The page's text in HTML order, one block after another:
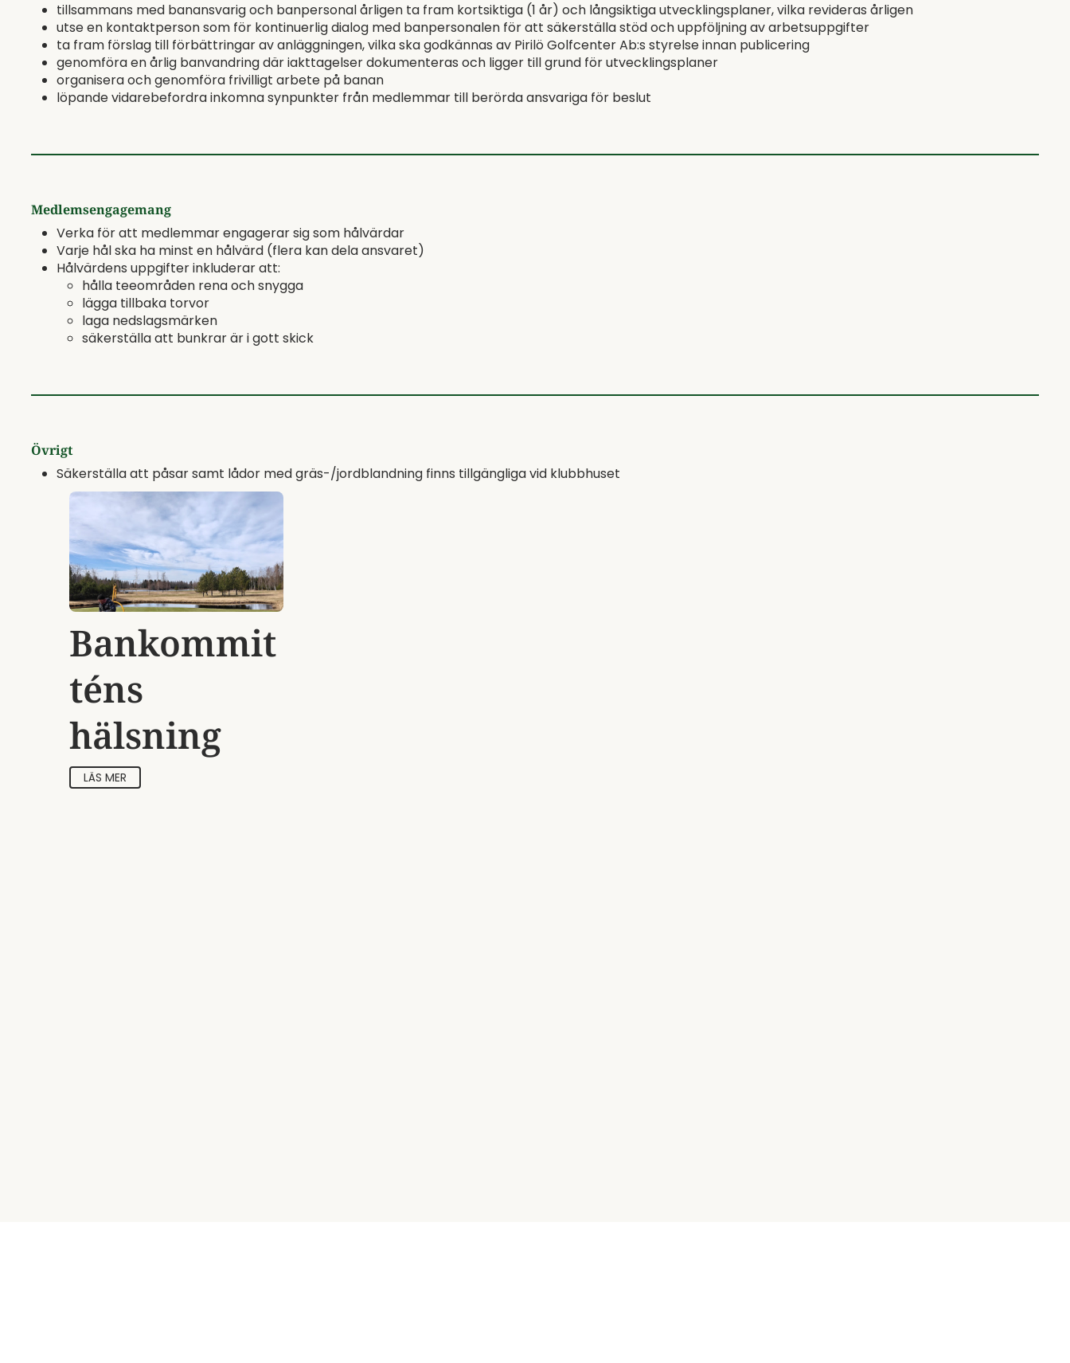
tillsammans med banansvarig och banpersonal årligen ta fram kortsiktiga (1 år) och långsiktiga utvecklingsplaner, vilka revideras årligen
utse en kontaktperson som för kontinuerlig dialog med banpersonalen för att säkerställa stöd och uppföljning av arbetsuppgifter
ta fram förslag till förbättringar av anläggningen, vilka ska godkännas av Pirilö Golfcenter Ab:s styrelse innan publicering
genomföra en årlig banvandring där iakttagelser dokumenteras och ligger till grund för utvecklingsplaner
organisera och genomföra frivilligt arbete på banan
löpande vidarebefordra inkomna synpunkter från medlemmar till berörda ansvariga för beslut
Medlemsengagemang
Verka för att medlemmar engagerar sig som hålvärdar
Varje hål ska ha minst en hålvärd (flera kan dela ansvaret)
Hålvärdens uppgifter inkluderar att:
hålla teeområden rena och snygga
lägga tillbaka torvor
laga nedslagsmärken
säkerställa att bunkrar är i gott skick
Övrigt
Säkerställa att påsar samt lådor med gräs-/jordblandning finns tillgängliga vid klubbhuset
Bankommit
téns
hälsning
LÄS MER